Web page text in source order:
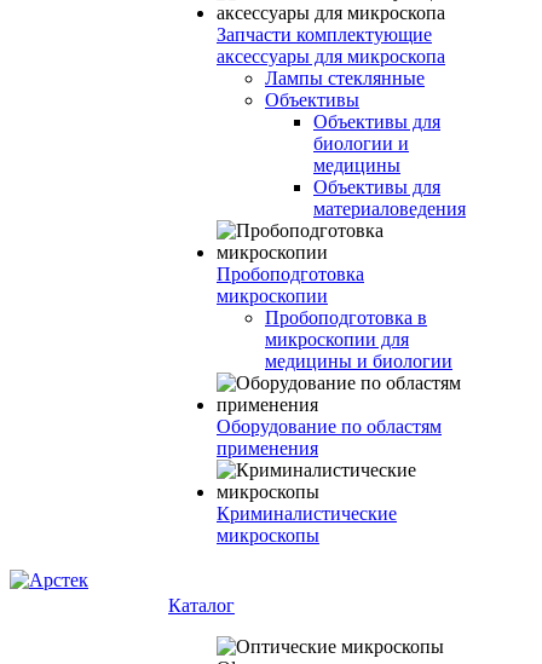
Запчасти комплектующие
аксессуары для микроскопа
Лампы стеклянные
Объективы
Объективы для
биологии и
медицины
Объективы для
материаловедения
Пробоподготовка
микроскопии
Пробоподготовка в
микроскопии для
медицины и биологии
Оборудование по областям
применения
Криминалистические
микроскопы
Каталог